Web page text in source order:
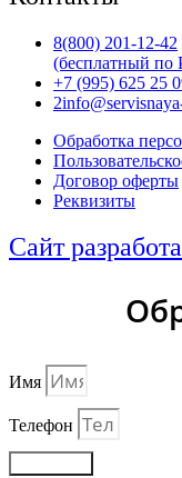
8(800) 201-12-42
(бесплатный по
+7 (995) 625 25
Обработка
Договор оферты
Реквизиты
Сайт
Имя
Телефон